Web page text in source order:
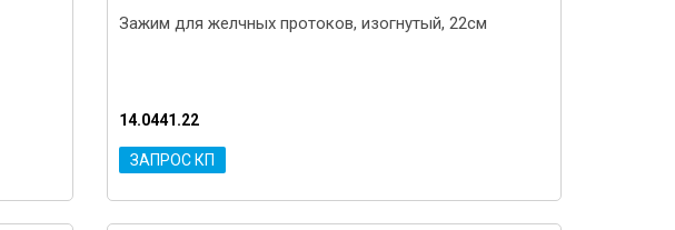
Зажим для желчных протоков, изогнутый, 22см
14.0441.22
ЗАПРОС КП